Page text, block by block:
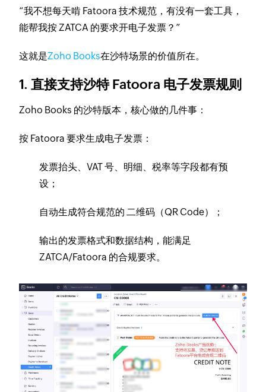
“我不想每天啃 Fatoora 技术规范，有没有一套工具，
能帮我按 ZATCA 的要求开电子发票？”
这就是Zoho Books在沙特场景的价值所在。
1. 直接支持沙特 Fatoora 电子发票规则
Zoho Books 的沙特版本，核心做的几件事：
按 Fatoora 要求生成电子发票：
发票抬头、VAT 号、明细、税率等字段都有预
设；
自动生成符合规范的 二维码（QR Code）；
输出的发票格式和数据结构，能满足
ZATCA/Fatoora 的合规要求。